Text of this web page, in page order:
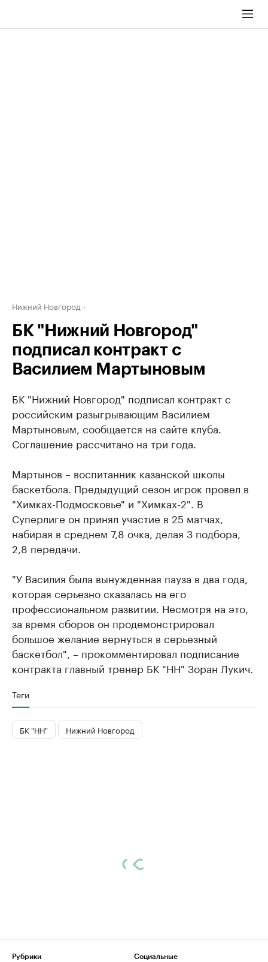
Нижний Новгород
БК "Нижний Новгород"
подписал контракт с
Василием Мартыновым
БК "Нижний Новгород" подписал контракт с
российским разыгрывающим Василием
Мартыновым, сообщается на сайте клуба.
Соглашение рассчитано на три года.
Мартынов – воспитанник казанской школы
баскетбола. Предыдущий сезон игрок провел в
"Химках-Подмосковье" и "Химках-2". В
Суперлиге он принял участие в 25 матчах,
набирая в среднем 7,8 очка, делая 3 подбора,
2,8 передачи.
"У Василия была вынужденная пауза в два года,
которая серьезно сказалась на его
профессиональном развитии. Несмотря на это,
за время сборов он продемонстрировал
большое желание вернуться в серьезный
баскетбол", – прокомментировал подписание
контракта главный тренер БК "НН" Зоран Лукич.
Теги
БК "НН" Нижний Новгород
Рубрики
Социальные